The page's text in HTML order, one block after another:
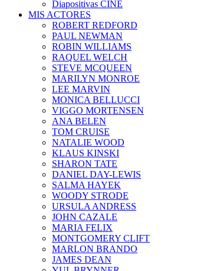
Diapositivas CINE
MIS ACTORES
ROBERT REDFORD
PAUL NEWMAN
ROBIN WILLIAMS
RAQUEL WELCH
STEVE MCQUEEN
MARILYN MONROE
LEE MARVIN
MONICA BELLUCCI
VIGGO MORTENSEN
ANA BELEN
TOM CRUISE
NATALIE WOOD
KLAUS KINSKI
SHARON TATE
DANIEL DAY-LEWIS
SALMA HAYEK
WOODY STRODE
URSULA ANDRESS
JOHN CAZALE
MARIA FELIX
MONTGOMERY CLIFT
MARLON BRANDO
JAMES DEAN